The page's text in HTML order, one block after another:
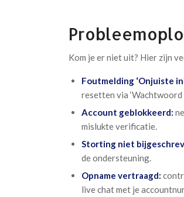
Kom je er niet uit? Hier zijn
Foutmelding ‘Onjuiste
resetten via ‘Wachtwoord
Account geblokkeerd:
mislukte verificatie.
Storting niet
de ondersteuning.
Opname vertraagd:
live chat met je